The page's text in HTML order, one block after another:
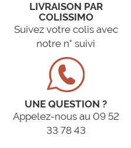
LIVRAISON PAR
COLISSIMO
Suivez votre colis avec
notre n° suivi
UNE QUESTION ?
Appelez-nous au 09 52
33 78 43